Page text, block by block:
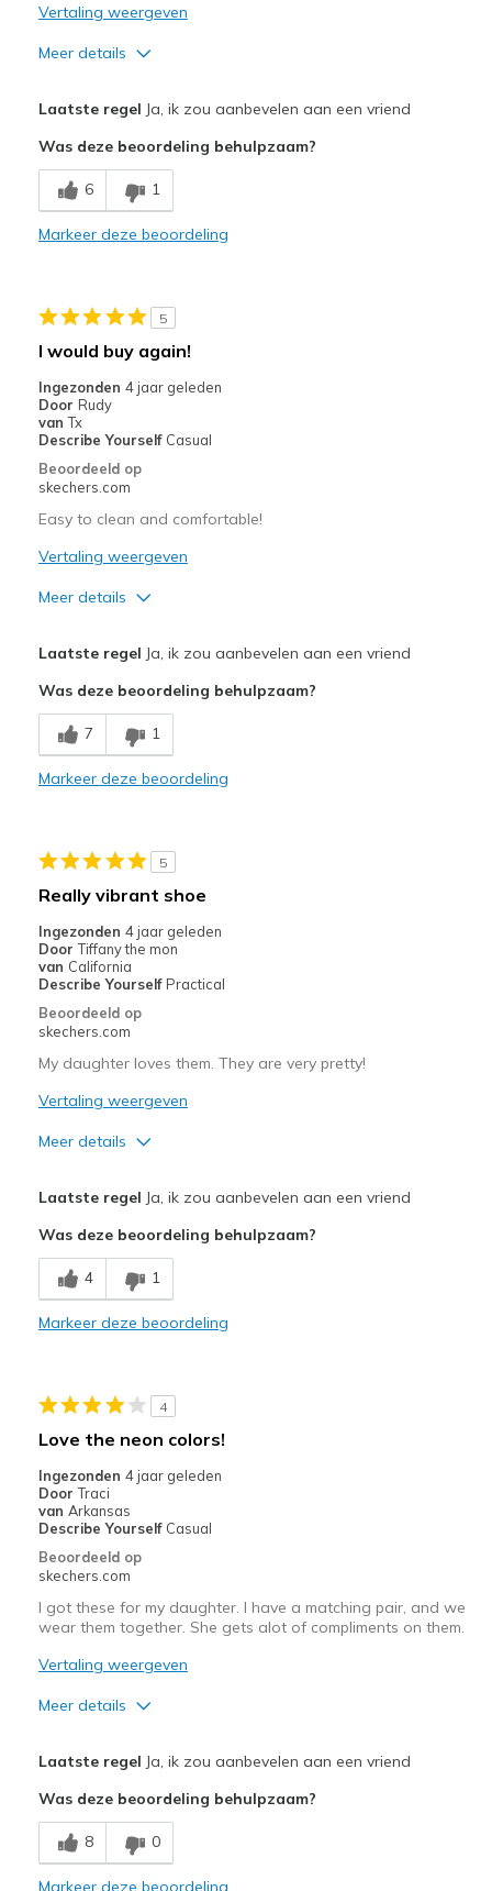
Vertaling weergeven
Meer details
Beste toepassingen
Casual Wear
View On Shoes
I'm Into Shoes
Laatste regel Ja, ik zou aanbevelen aan een vriend
Was deze beoordeling behulpzaam?
6 1
Markeer deze beoordeling
5
I would buy again!
Ingezonden 4 jaar geleden
Door Rudy
van Tx
Describe Yourself Casual
Beoordeeld op
skechers.com
Easy to clean and comfortable!
Vertaling weergeven
Meer details
Beste toepassingen
Casual Wear
View On Shoes
Shoes are for Wearing
Laatste regel Ja, ik zou aanbevelen aan een vriend
Was deze beoordeling behulpzaam?
7 1
Markeer deze beoordeling
5
Really vibrant shoe
Ingezonden 4 jaar geleden
Door Tiffany the mon
van California
Describe Yourself Practical
Beoordeeld op
skechers.com
My daughter loves them. They are very pretty!
Vertaling weergeven
Meer details
Breathe Well
Comfortable
Going Out
Travel
Width
Feels true to width
Sizing
Feels true to size
Laatste regel Ja, ik zou aanbevelen aan een vriend
Was deze beoordeling behulpzaam?
4 1
Markeer deze beoordeling
4
Love the neon colors!
Ingezonden 4 jaar geleden
Door Traci
van Arkansas
Describe Yourself Casual
Beoordeeld op
skechers.com
I got these for my daughter. I have a matching pair, and we
wear them together. She gets alot of compliments on them.
Vertaling weergeven
Meer details
Comfortable
Stylish
Laatste regel Ja, ik zou aanbevelen aan een vriend
Was deze beoordeling behulpzaam?
8 0
Markeer deze beoordeling